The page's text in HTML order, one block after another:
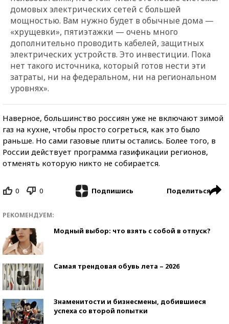
домовых электрических сетей с большей
мощностью. Вам нужно будет в обычные дома —
«хрущевки», пятиэтажки — очень много
дополнительно проводить кабелей, защитных
электрических устройств. Это инвестиции. Пока
нет такого источника, который готов нести эти
затраты, ни на федеральном, ни на региональном
уровнях».
Наверное, большинство россиян уже не включают зимой
газ на кухне, чтобы просто согреться, как это было
раньше. Но сами газовые плиты остались. Более того, в
России действует программа газификации регионов,
отменять которую никто не собирается.
0 0 Подпишись Поделиться
РЕКОМЕНДУЕМ:
Модный выбор: что взять с собой в отпуск?
Самая трендовая обувь лета – 2026
Знаменитости и бизнесмены, добившиеся
успеха со второй попытки